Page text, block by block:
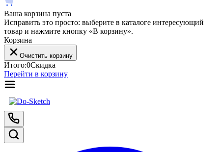
Ваша корзина пуста
Исправить это просто: выберите в каталоге интересующий
товар и нажмите кнопку «В корзину».
Корзина
Очистить корзину
Итого:0Скидка
Перейти в корзину